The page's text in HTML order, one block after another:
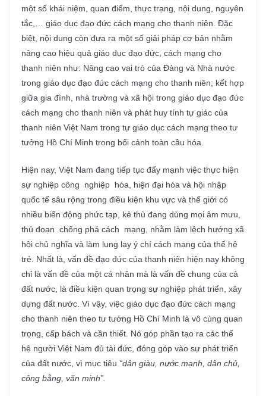
một số khái niệm, quan điểm, thực trạng, nội dung, nguyên
tắc,… giáo dục đạo đức cách mạng cho thanh niên. Đặc
biệt, nội dung còn đưa ra một số giải pháp cơ bản nhằm
nâng cao hiệu quả giáo dục đạo đức, cách mạng cho
thanh niên như: Nâng cao vai trò của Đảng và Nhà nước
trong giáo dục đạo đức cách mạng cho thanh niên; kết hợp
giữa gia đình, nhà trường và xã hội trong giáo dục đạo đức
cách mạng cho thanh niên và phát huy tính tự giác của
thanh niên Việt Nam trong tự giáo dục cách mạng theo tư
tưởng Hồ Chí Minh trong bối cảnh toàn cầu hóa.
Hiện nay, Việt Nam đang tiếp tục đẩy mạnh việc thực hiện
sự nghiệp công nghiệp hóa, hiện đại hóa và hội nhập
quốc tế sâu rộng trong điều kiện khu vực và thế giới có
nhiều biến động phức tạp, kẻ thù đang dùng mọi âm mưu,
thủ đoạn chống phá cách mạng, nhằm làm lệch hướng xã
hội chủ nghĩa và làm lung lay ý chí cách mạng của thế hệ
trẻ. Nhất là, vấn đề đạo đức của thanh niên hiện nay không
chỉ là vấn đề của một cá nhân mà là vấn đề chung của cả
đất nước, là điều kiện quan trọng sự nghiệp phát triển, xây
dựng đất nước. Vì vậy, việc giáo dục đạo đức cách mạng
cho thanh niên theo tư tưởng Hồ Chí Minh là vô cùng quan
trọng, cấp bách và cần thiết. Nó góp phần tạo ra các thế
hệ người Việt Nam đủ tài đức, đóng góp vào sự phát triển
của đất nước, vì mục tiêu “dân giàu, nước mạnh, dân chủ,
công bằng, văn minh”.